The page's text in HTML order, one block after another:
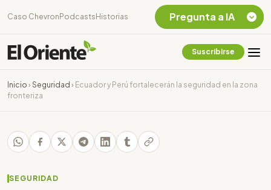
Caso Chevron Podcasts Historias
Suscribirse
Inicio › Seguridad › Ecuador y Perú fortalecerán la seguridad en la zona
fronteriza
SEGURIDAD
Pregunta a IA
Chevron Ecuador